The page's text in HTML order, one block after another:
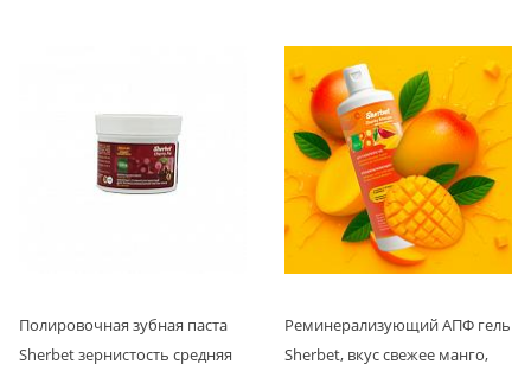
Полировочная зубная паста
Sherbet зернистость средняя
Реминерализующий АПФ гель
Sherbet, вкус свежее манго,